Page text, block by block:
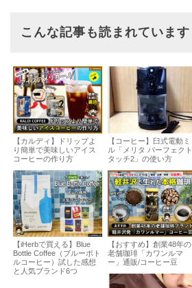
こんな記事も読まれています
【カルディ】ドリップよ
り簡単で美味しいアイス
コーヒーの作り方
【コーヒー】臼式電動ミ
ル「メリタ パーフェクト
タッチ2」の使い方
【iHerbで買える】Blue
Bottle Coffee（ブルーボト
ルコーヒー）試した感想
と人気ブランド6つ
【おすすめ】創業48年の
老舗珈琲「カワンルマ
ー」通販/コーヒー豆